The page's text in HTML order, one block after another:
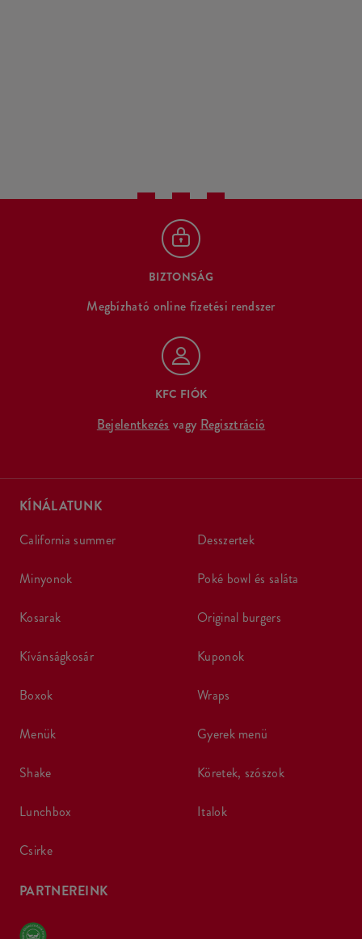
BIZTONSÁG
Megbízható online fizetési rendszer
KFC FIÓK
Bejelentkezés vagy Regisztráció
KÍNÁLATUNK
california summer
minyonok
kosarak
kívánságkosár
boxok
menük
shake
lunchbox
csirke
desszertek
poké bowl és saláta
original burgers
kuponok
wraps
gyerek menü
köretek, szószok
italok
PARTNEREINK